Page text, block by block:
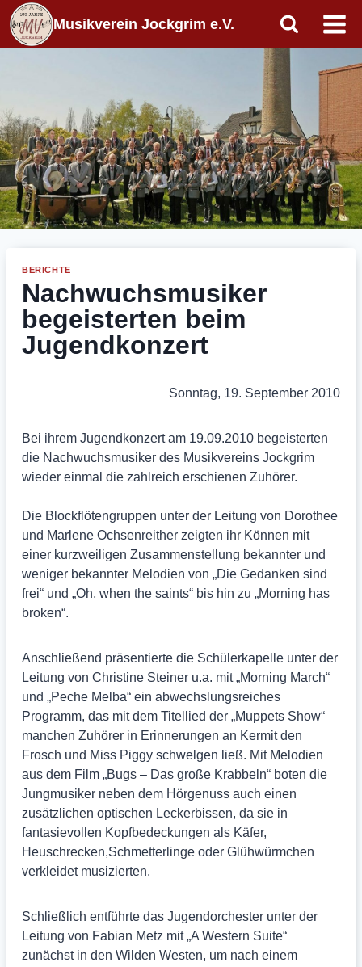
Zum
Inhalt
springen
Musikverein Jockgrim e.V.
BERICHTE
Nachwuchsmusiker
begeisterten beim
Jugendkonzert
Sonntag, 19. September 2010
Bei ihrem Jugendkonzert am 19.09.2010 begeisterten
die Nachwuchsmusiker des Musikvereins Jockgrim
wieder einmal die zahlreich erschienen Zuhörer.
Die Blockflötengruppen unter der Leitung von Dorothee
und Marlene Ochsenreither zeigten ihr Können mit
einer kurzweiligen Zusammenstellung bekannter und
weniger bekannter Melodien von „Die Gedanken sind
frei“ und „Oh, when the saints“ bis hin zu „Morning has
broken“.
Anschließend präsentierte die Schülerkapelle unter der
Leitung von Christine Steiner u.a. mit „Morning March“
und „Peche Melba“ ein abwechslungsreiches
Programm, das mit dem Titellied der „Muppets Show“
manchen Zuhörer in Erinnerungen an Kermit den
Frosch und Miss Piggy schwelgen ließ. Mit Melodien
aus dem Film „Bugs – Das große Krabbeln“ boten die
Jungmusiker neben dem Hörgenuss auch einen
zusätzlichen optischen Leckerbissen, da sie in
fantasievollen Kopfbedeckungen als Käfer,
Heuschrecken,Schmetterlinge oder Glühwürmchen
verkleidet musizierten.
Schließlich entführte das Jugendorchester unter der
Leitung von Fabian Metz mit „A Western Suite“
zunächst in den Wilden Westen, um nach einem